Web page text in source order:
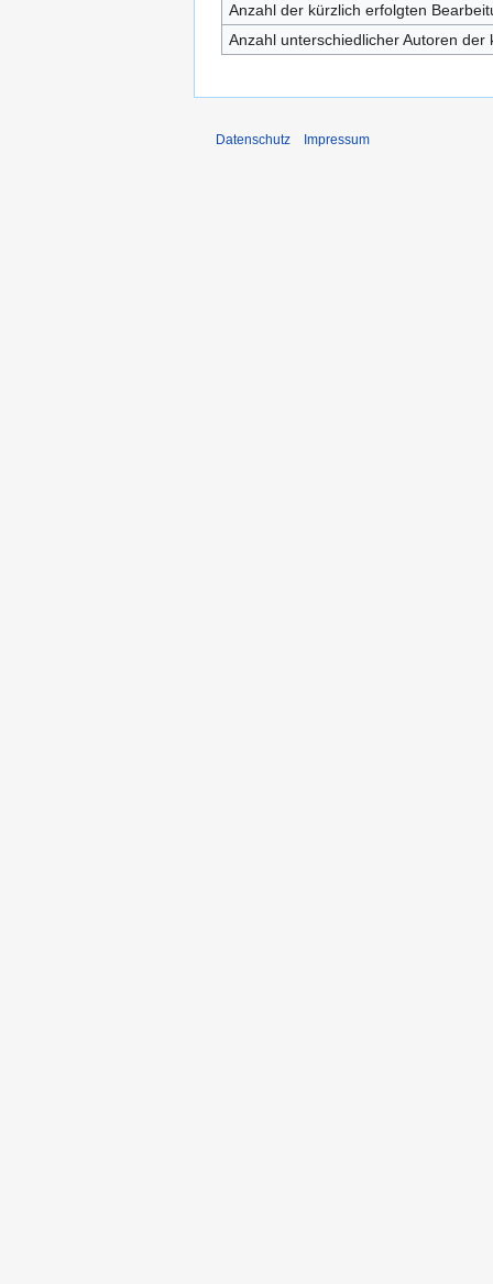
Anzahl der kürzlich erfolgten
Anzahl unterschiedlicher Autoren
Datenschutz Impressum